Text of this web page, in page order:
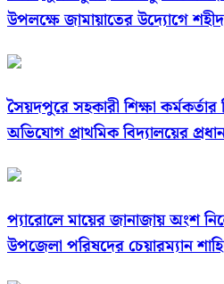
উপলক্ষে জামায়াতের উদ্যোগে
সৈয়দপুরে সহকারী শিক্ষা কর্মকর্তার
অভিযোগ প্রাথমিক বিদ্যালয়ের
প্যারোলে মায়ের জানাজায় অংশ
উপজেলা পরিষদের চেয়ারম্যান